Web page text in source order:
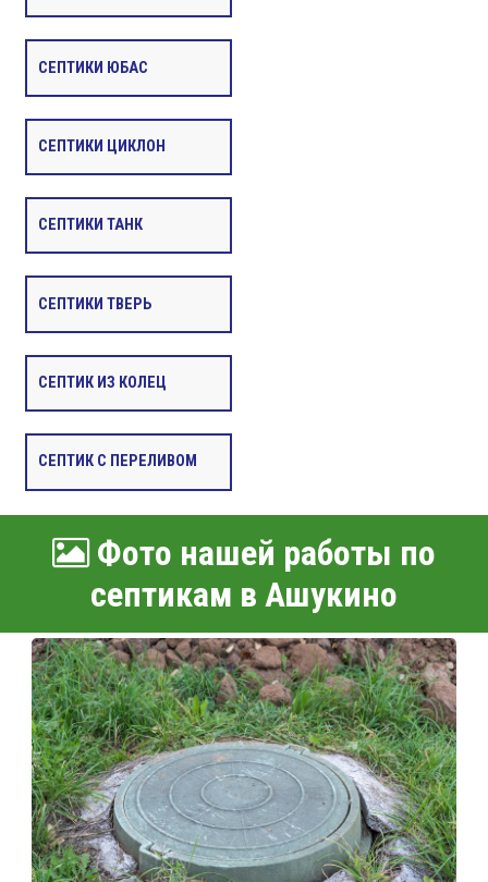
СЕПТИКИ ЮБАС
СЕПТИКИ ЦИКЛОН
СЕПТИКИ ТАНК
СЕПТИКИ ТВЕРЬ
СЕПТИК ИЗ КОЛЕЦ
СЕПТИК С ПЕРЕЛИВОМ
Фото нашей работы по
септикам в Ашукино